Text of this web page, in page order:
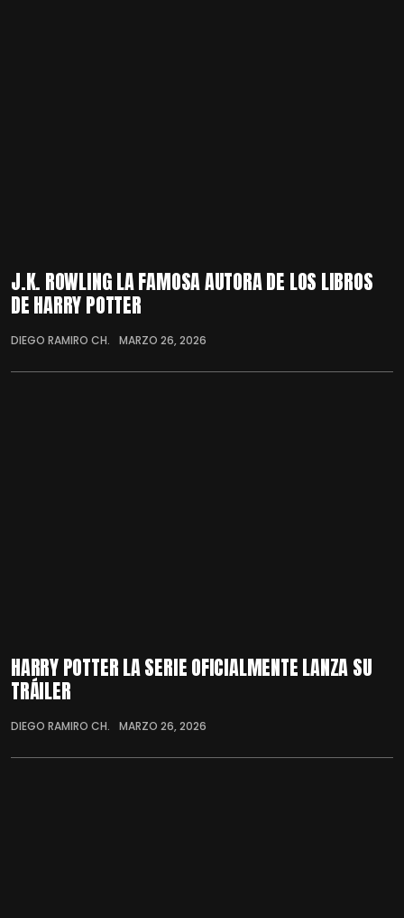
J.K. ROWLING LA FAMOSA AUTORA DE LOS LIBROS
DE HARRY POTTER
DIEGO RAMIRO CH. MARZO 26, 2026
HARRY POTTER LA SERIE OFICIALMENTE LANZA SU
TRÁILER
DIEGO RAMIRO CH. MARZO 26, 2026